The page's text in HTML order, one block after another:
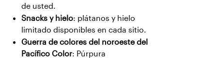
de usted.
Snacks y hielo: plátanos y hielo
limitado disponibles en cada sitio.
Guerra de colores del noroeste del
Pacífico Color: Púrpura